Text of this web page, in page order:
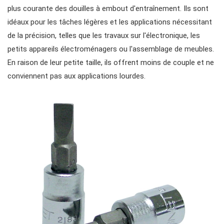
fraises, pinces, etc.
accessoires de rangement
outils de service général vde
#clés mixtes
#clés mixtes à cliquet
#clés à fourche doubles
#clés spéciales
#Clés à molette et pinces
#prises
Douilles à chocs n° 3/8"
Douilles #1/2"
Impact d'entraînement 1"
Embouts hexagonaux n° 1/4"
Embouts hexagonaux de 10 mm
Douilles à embouts #1/2"
pilotes d'engrenages
#tournevis
#Clés hexagonales et torx
plus courante des douilles à embout d'entraînement. Ils sont
idéaux pour les tâches légères et les applications nécessitant
de la précision, telles que les travaux sur l'électronique, les
petits appareils électroménagers ou l'assemblage de meubles.
En raison de leur petite taille, ils offrent moins de couple et ne
conviennent pas aux applications lourdes.